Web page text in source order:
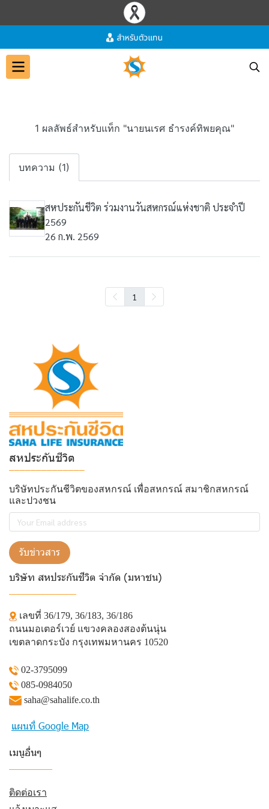
1 ผลลัพธ์สำหรับแท็ก "นายนเรศ ธำรงค์ทิพยคุณ"
บทความ (1)
สหประกันชีวิต ร่วมงานวันสหกรณ์แห่งชาติ ประจำปี
2569
26 ก.พ. 2569
1
สหประกันชีวิต
บริษัทประกันชีวิตของสหกรณ์ เพื่อสหกรณ์ สมาชิกสหกรณ์
และปวงชน
รับข่าวสาร
บริษัท สหประกันชีวิต จำกัด (มหาชน)
เลขที่ 36/179, 36/183, 36/186
ถนนมอเตอร์เวย์ แขวงคลองสองต้นนุ่น
เขตลาดกระบัง กรุงเทพมหานคร 10520
02-3795099
085-0984050
saha@sahalife.co.th
แผนที่ Google Map
เมนูอื่นๆ
ติดต่อเรา